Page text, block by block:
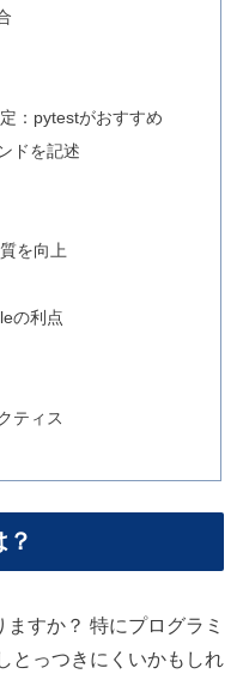
：pytestがおすすめ
ドを記述
を向上
の利点
ティス
ますか？ 特にプログラミ
とっつきにくいかもしれ